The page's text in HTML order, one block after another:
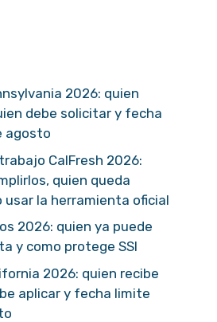
2026: quien
debe solicitar y fecha
agosto
CalFresh 2026:
quien queda
usar la herramienta oficial
2026: quien ya puede
y como protege SSI
2026: quien recibe
aplicar y fecha limite